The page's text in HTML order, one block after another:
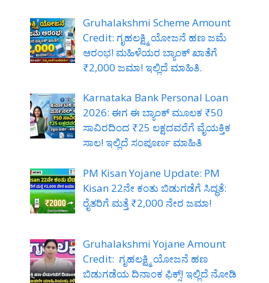
Gruhalakshmi Scheme Amount
Credit: ಗೃಹಲಕ್ಷ್ಮಿ ಯೋಜನೆ ಹಣ ಜಮೆ
ಆರಂಭ! ಮಹಿಳೆಯರ ಬ್ಯಾಂಕ್ ಖಾತೆಗೆ
₹2,000 ಜಮಾ! ಇಲ್ಲಿದೆ ಮಾಹಿತಿ.
Karnataka Bank Personal Loan
2026: ಈಗ ಈ ಬ್ಯಾಂಕ್ ಮೂಲಕ ₹50
ಸಾವಿರದಿಂದ ₹25 ಲಕ್ಷದವರೆಗೆ ವೈಯಕ್ತಿಕ
ಸಾಲ! ಇಲ್ಲಿದೆ ಸಂಪೂರ್ಣ ಮಾಹಿತಿ
PM Kisan Yojane Update: PM
Kisan 22ನೇ ಕಂತು ಬಿಡುಗಡೆಗೆ ಸಿದ್ಧತೆ:
ರೈತರಿಗೆ ಮತ್ತೆ ₹2,000 ನೇರ ಜಮಾ!
Gruhalakshmi Yojane Amount
Credit: ಗೃಹಲಕ್ಷ್ಮಿ ಯೋಜನೆ ಹಣ
ಬಿಡುಗಡೆಯ ದಿನಾಂಕ ಫಿಕ್ಸ್! ಇಲ್ಲಿದೆ ನೋಡಿ